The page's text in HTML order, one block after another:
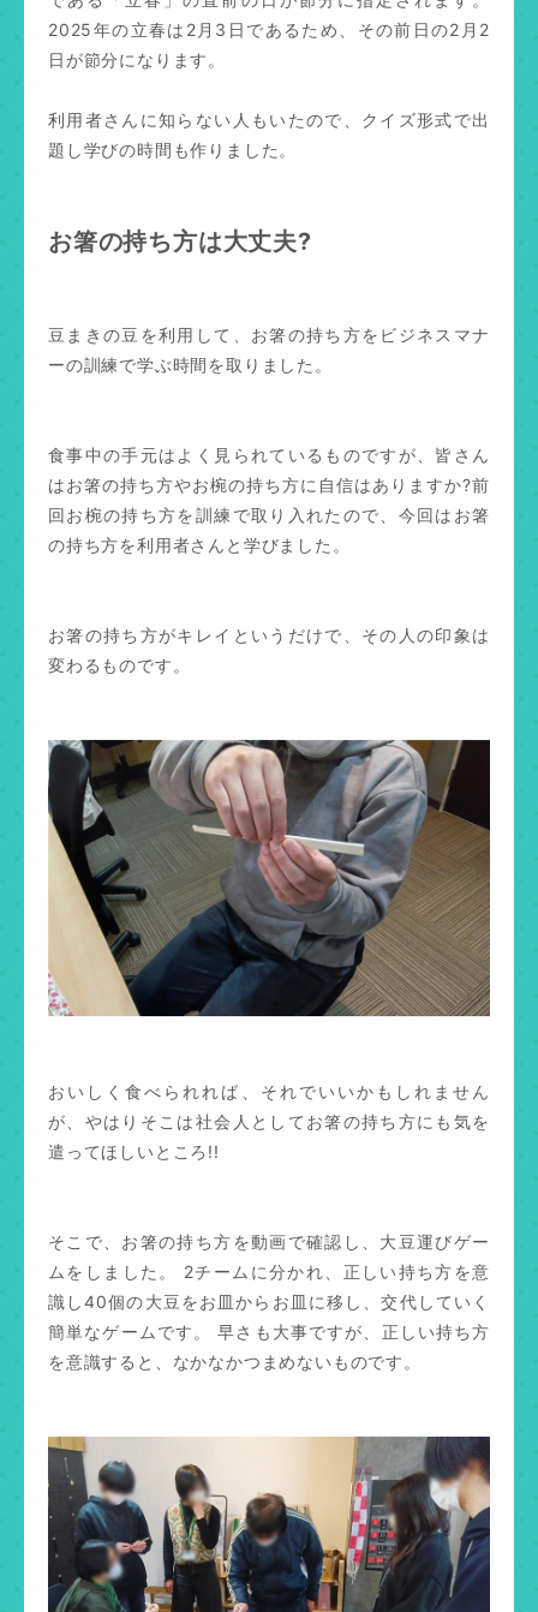
2025年の立春は2月3日であるため、その前日の2月2
日が節分になります。
利用者さんに知らない人もいたので、クイズ形式で出
題し学びの時間も作りました。
お箸の持ち方は大丈夫?
豆まきの豆を利用して、お箸の持ち方をビジネスマナ
ーの訓練で学ぶ時間を取りました。
食事中の手元はよく見られているものですが、皆さん
はお箸の持ち方やお椀の持ち方に自信はありますか?前
回お椀の持ち方を訓練で取り入れたので、今回はお箸
の持ち方を利用者さんと学びました。
お箸の持ち方がキレイというだけで、その人の印象は
変わるものです。
おいしく食べられれば、それでいいかもしれません
が、やはりそこは社会人としてお箸の持ち方にも気を
遣ってほしいところ!!
そこで、お箸の持ち方を動画で確認し、大豆運びゲー
ムをしました。 2チームに分かれ、正しい持ち方を意
識し40個の大豆をお皿からお皿に移し、交代していく
簡単なゲームです。 早さも大事ですが、正しい持ち方
を意識すると、なかなかつまめないものです。